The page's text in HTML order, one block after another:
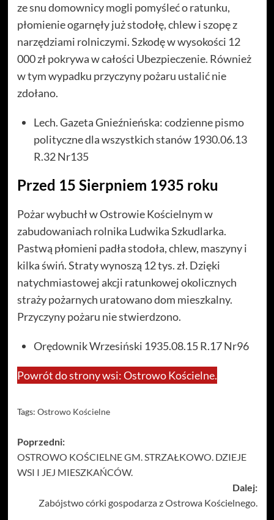
ze snu domownicy mogli pomyśleć o ratunku,
płomienie ogarnęły już stodołę, chlew i szopę z
narzędziami rolniczymi. Szkodę w wysokości 12
000 zł pokrywa w całości Ubezpieczenie. Również
w tym wypadku przyczyny pożaru ustalić nie
zdołano.
Lech. Gazeta Gnieźnieńska: codzienne pismo
polityczne dla wszystkich stanów 1930.06.13
R.32 Nr135
Przed 15 Sierpniem 1935 roku
Pożar wybuchł w Ostrowie Kościelnym w
zabudowaniach rolnika Ludwika Szkudlarka.
Pastwą płomieni padła stodoła, chlew, maszyny i
kilka świń. Straty wynoszą 12 tys. zł. Dzięki
natychmiastowej akcji ratunkowej okolicznych
straży pożarnych uratowano dom mieszkalny.
Przyczyny pożaru nie stwierdzono.
Orędownik Wrzesiński 1935.08.15 R.17 Nr96
Powrót do strony wsi: Ostrowo Kościelne.
Tags: Ostrowo Kościelne
Zobacz
wpisy
Poprzedni:
OSTROWO KOŚCIELNE GM. STRZAŁKOWO. DZIEJE
WSI I JEJ MIESZKAŃCÓW.
Dalej:
Zabójstwo córki gospodarza z Ostrowa Kościelnego.